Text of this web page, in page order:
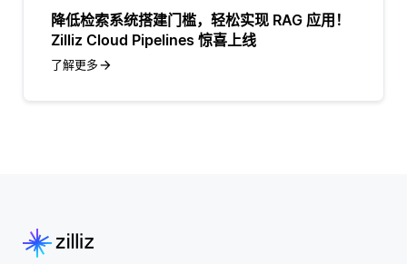
降低检索系统搭建门槛，轻松实现 RAG 应用！
Zilliz Cloud Pipelines 惊喜上线
了解更多